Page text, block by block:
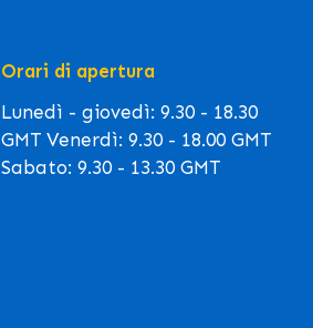
Orari di apertura
Lunedì - giovedì: 9.30 - 18.30
GMT Venerdì: 9.30 - 18.00 GMT
Sabato: 9.30 - 13.30 GMT